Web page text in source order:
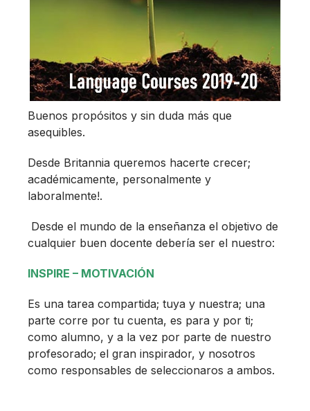
Buenos propósitos y sin duda más que
asequibles.
Desde Britannia queremos hacerte crecer;
académicamente, personalmente y
laboralmente!.
Desde el mundo de la enseñanza el objetivo de
cualquier buen docente debería ser el nuestro:
INSPIRE – MOTIVACIÓN
Es una tarea compartida; tuya y nuestra; una
parte corre por tu cuenta, es para y por ti;
como alumno, y a la vez por parte de nuestro
profesorado; el gran inspirador, y nosotros
como responsables de seleccionaros a ambos.